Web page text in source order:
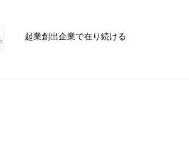
起業創出企業で在り続ける